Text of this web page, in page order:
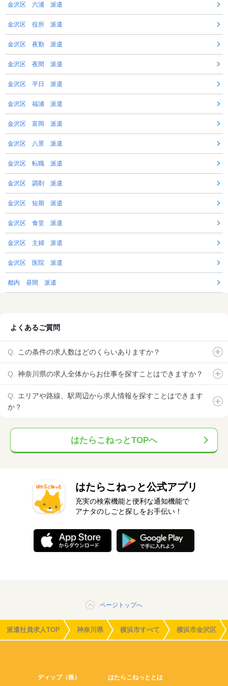
金沢区 六浦 派遣
金沢区 役所 派遣
金沢区 夜勤 派遣
金沢区 夜間 派遣
金沢区 平日 派遣
金沢区 福浦 派遣
金沢区 富岡 派遣
金沢区 八景 派遣
金沢区 転職 派遣
金沢区 調剤 派遣
金沢区 短期 派遣
金沢区 食堂 派遣
金沢区 主婦 派遣
金沢区 医院 派遣
都内 昼間 派遣
よくあるご質問
この条件の求人数はどのくらいありますか？
神奈川県の求人全体からお仕事を探すことはできますか？
エリアや路線、駅周辺から求人情報を探すことはできます
か？
はたらこねっとTOPへ
はたらこねっと公式アプリ
充実の検索機能と便利な通知機能で
アナタのしごと探しをお手伝い！
ページトップへ
派遣社員求人TOP 神奈川県 横浜市すべて 横浜市金沢区
ディップ（株） はたらこねっととは